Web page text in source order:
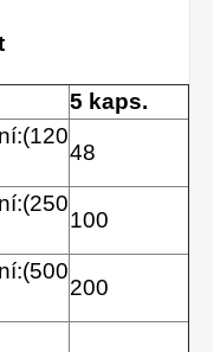
5 kaps.
48
100
200